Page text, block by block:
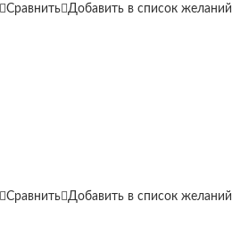
Сравнить Добавить в список желаний
Сравнить Добавить в список желаний